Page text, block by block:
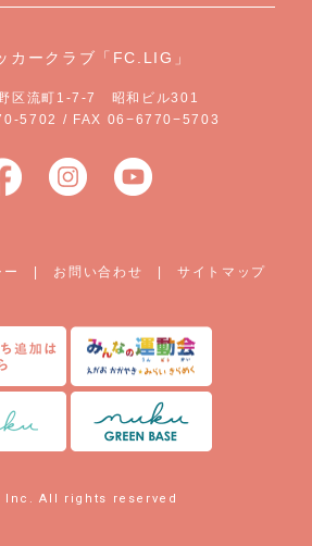
カークラブ「FC.LIG」
区流町1-7-7 昭和ビル301
5702 / FAX 06−6770−5703
| お問い合わせ |サイトマップ
Inc. All rights reserved